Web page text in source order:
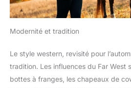
Modernité et tradition
Le style western, revisité pour
tradition. Les influences du Far West
bottes à franges, les chapeaux de